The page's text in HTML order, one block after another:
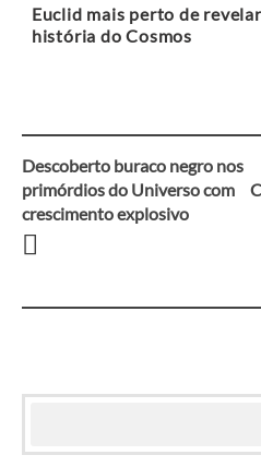
Euclid mais perto de
história do Cosmos
Navegação
entre
Descoberto buraco negro nos
primórdios do Universo com
crescimento explosivo